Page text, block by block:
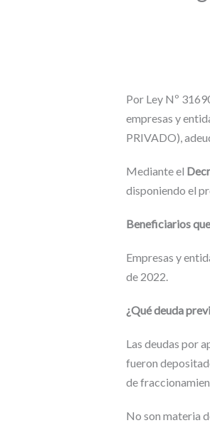
Por Ley Nº
empresas y
PRIVADO),
Mediante el
disponiendo el
Beneficiarios
Empresas y
de 2022.
¿Qué deuda
Las deudas por
fueron
de
No son materia